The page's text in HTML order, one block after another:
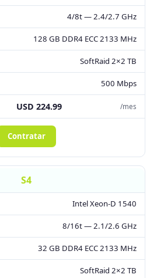
4/8t — 2.4/2.7 GHz
128 GB DDR4 ECC 2133 MHz
SoftRaid 2×2 TB
500 Mbps
USD 224.99 /mes
Contratar
S4
Intel Xeon-D 1540
8/16t — 2.1/2.6 GHz
32 GB DDR4 ECC 2133 MHz
SoftRaid 2×2 TB